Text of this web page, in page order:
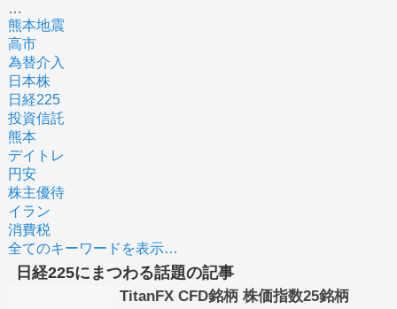
…
熊本地震
高市
為替介入
日本株
日経225
投資信託
熊本
デイトレ
円安
株主優待
イラン
消費税
全てのキーワードを表示…
日経225にまつわる話題の記事
TitanFX CFD銘柄 株価指数25銘柄